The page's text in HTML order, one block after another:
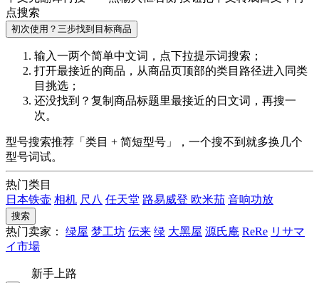
点搜索
初次使用？三步找到目标商品
输入一两个简单中文词，点下拉提示词搜索；
打开最接近的商品，从商品页顶部的类目路径进入同类
目挑选；
还没找到？复制商品标题里最接近的 日文词 ，再搜一
次。
型号搜索推荐「类目 + 简短型号」，一个搜不到就多换几个
型号词试。
热门类目
日本铁壶 相机 尺八 任天堂 路易威登 欧米茄 音响功放
搜索
热门卖家： 绿屋 梦工坊 伝来 绿 大黑屋 源氏庵 ReRe リサマ
イ市場
新手上路